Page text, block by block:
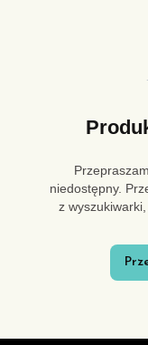
niedostępny.
z